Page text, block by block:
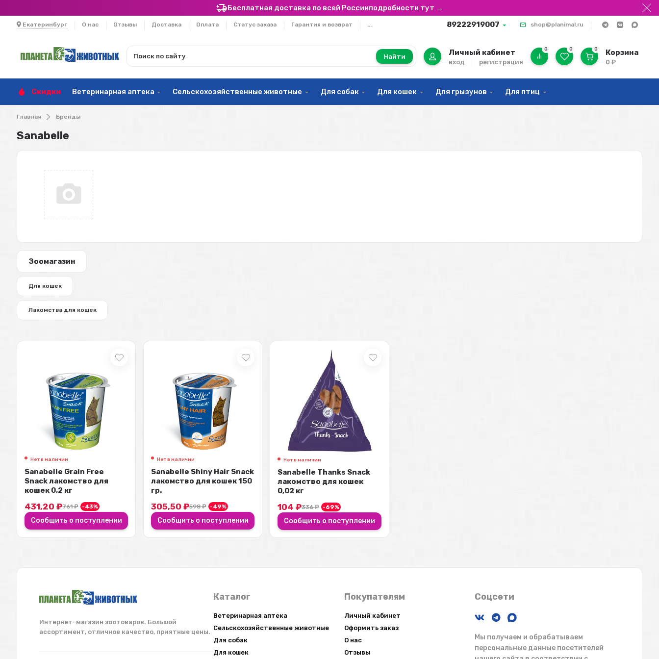
Бесплатная доставка по всей Россииподробности тут →
Екатеринбург О нас Отзывы Доставка Оплата Статус заказа Гарантия и возврат ... 89222919007 shop@planimal.ru
Найти Личный кабинет
вход регистрация
0 0 0 Корзина
0₽
Скидки Ветеринарная аптека Сельскохозяйственные животные Для собак Для кошек Для грызунов Для птиц
Главная Бренды
Sanabelle
Зоомагазин
Для кошек
Лакомства для кошек
Нет в наличии
Sanabelle Grain Free
Snack лакомство для
кошек 0,2 кг
431,20₽761₽ -43%
Сообщить о поступлении
Нет в наличии
Sanabelle Shiny Hair Snack
лакомство для кошек 150
гр.
305,50₽598₽ -49%
Сообщить о поступлении
Нет в наличии
Sanabelle Thanks Snack
лакомство для кошек
0,02 кг
104₽336₽ -69%
Сообщить о поступлении
Интернет-магазин зоотоваров. Большой
ассортимент, отличное качество, приятные цены.
Каталог
Ветеринарная аптека
Сельскохозяйственные животные
Для собак
Для кошек
Покупателям
Личный кабинет
Оформить заказ
О нас
Отзывы
Соцсети
Мы получаем и обрабатываем
персональные данные посетителей